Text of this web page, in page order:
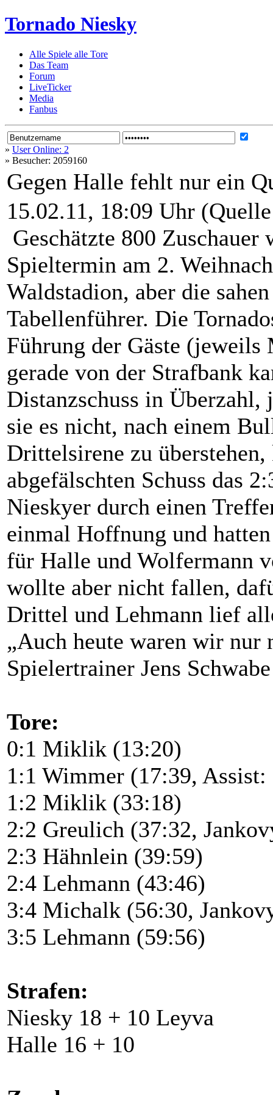
Tornado Niesky
Alle Spiele alle Tore
Das Team
Forum
LiveTicker
Media
Fanbus
» User Online: 2
» Besucher: 2059160
Gegen Halle fehlt nur ein
15.02.11, 18:09 Uhr
Geschätzte 800
Spieltermin am 2.
Waldstadion, aber die
Tabellenführer. Die
Führung der Gäste
gerade von der Strafbank
Distanzschuss in Überzahl,
sie es nicht, nach einem
Drittelsirene zu
abgefälschten Schuss das
Nieskyer durch einen
einmal Hoffnung und
für Halle und Wolfermann
wollte aber nicht fallen,
Drittel und Lehmann lief
„Auch heute waren wir nur
Spielertrainer Jens
Tore:
0:1 Miklik (13:20)
1:1 Wimmer (17:39,
1:2 Miklik (33:18)
2:2 Greulich (37:32,
2:3 Hähnlein (39:59)
2:4 Lehmann (43:46)
3:4 Michalk (56:30,
3:5 Lehmann (59:56)
Strafen:
Niesky 18 + 10 Leyva
Halle 16 + 10